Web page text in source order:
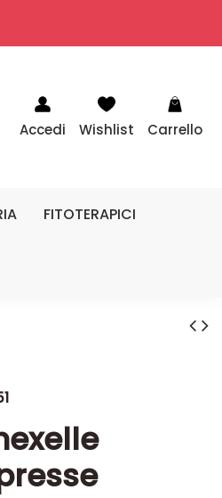
Accedi Wishlist Carrello
FITOTERAPICI